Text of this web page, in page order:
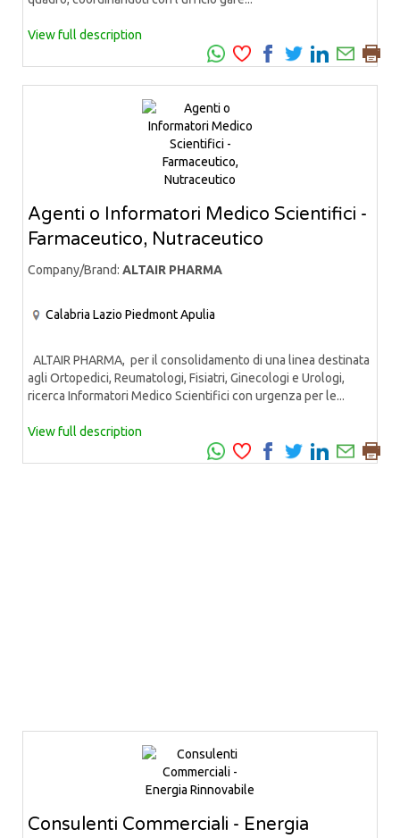
View full description
Agenti o Informatori Medico Scientifici -
Farmaceutico, Nutraceutico
Company/Brand: ALTAIR PHARMA
Calabria Lazio PiedmontApulia
ALTAIR PHARMA, per il consolidamento di una linea destinata
agli Ortopedici, Reumatologi, Fisiatri, Ginecologi e Urologi,
ricerca Informatori Medico Scientifici con urgenza per le...
View full description
Consulenti Commerciali - Energia